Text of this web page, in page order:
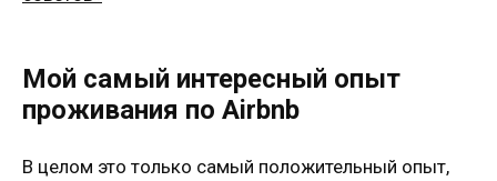
Мой самый интересный опыт
проживания по Airbnb
В целом это только самый положительный опыт,